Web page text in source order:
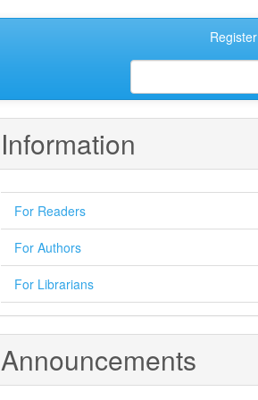
Register
Information
For Readers
For Authors
For Librarians
Announcements